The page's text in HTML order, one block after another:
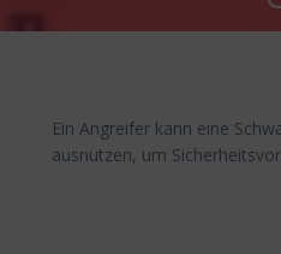
Ein Angreifer kann eine
ausnutzen, um